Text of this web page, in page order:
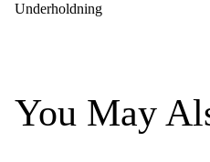
Underholdning
You May